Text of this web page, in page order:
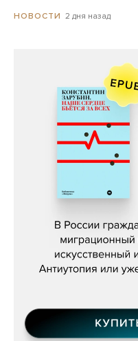
НОВОСТИ 2 дня назад
Константин